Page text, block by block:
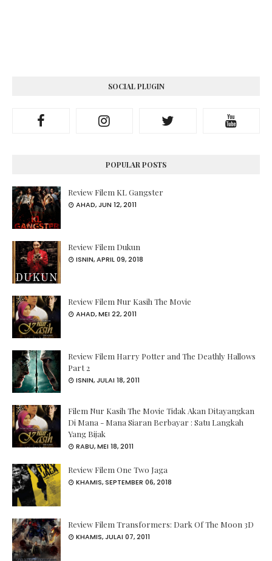
SOCIAL PLUGIN
POPULAR POSTS
Review Filem KL Gangster
AHAD, JUN 12, 2011
Review Filem Dukun
ISNIN, APRIL 09, 2018
Review Filem Nur Kasih The Movie
AHAD, MEI 22, 2011
Review Filem Harry Potter and The Deathly Hallows
Part 2
ISNIN, JULAI 18, 2011
Filem Nur Kasih The Movie Tidak Akan Ditayangkan
Di Mana - Mana Siaran Berbayar : Satu Langkah
Yang Bijak
RABU, MEI 18, 2011
Review Filem One Two Jaga
KHAMIS, SEPTEMBER 06, 2018
Review Filem Transformers: Dark Of The Moon 3D
KHAMIS, JULAI 07, 2011